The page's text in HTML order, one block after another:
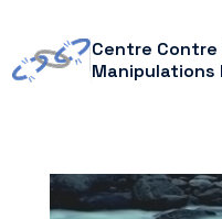
Centre Contre
Manipulations